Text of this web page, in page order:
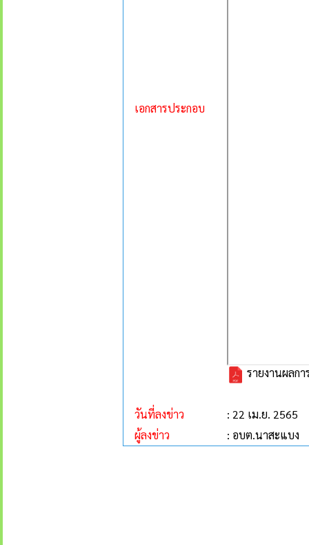
เอกสารประกอบ
รายงานผลก
วันที่ลงข่าว
: 22 เม.ย. 2565
ผู้ลงข่าว
: อบต.นาสะแบง